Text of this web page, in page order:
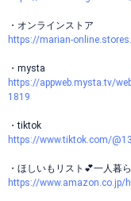
・オンラインストア
https://marian-
・mysta
https://appweb.mysta.tv/
1819
・tiktok
https://www.tiktok.com/
・ほしいもリスト💕一人暮
https://www.amazon.co.jp/